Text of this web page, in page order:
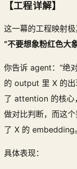
【工程详解】
这一幕的工程映射
“不要想象粉红色大
你告诉 agent：“绝
的 output 里 X 的
了 attention 的核心
做对比判断，而这
了 X 的 embedding。
具体表现：